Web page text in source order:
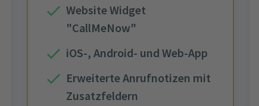
Website Widget
"CallMeNow"
iOS-, Android- und Web-App
Erweiterte Anrufnotizen mit
Zusatzfeldern